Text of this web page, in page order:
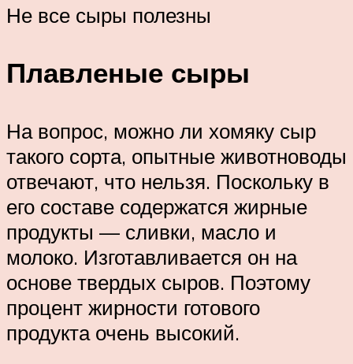
Не все сыры полезны
Плавленые сыры
На вопрос, можно ли хомяку сыр
такого сорта, опытные животноводы
отвечают, что нельзя. Поскольку в
его составе содержатся жирные
продукты — сливки, масло и
молоко. Изготавливается он на
основе твердых сыров. Поэтому
процент жирности готового
продукта очень высокий.